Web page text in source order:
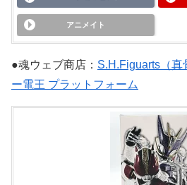
アニメイト
●魂ウェブ商店： S.H.Figuarts（真
ー電王 プラットフォーム